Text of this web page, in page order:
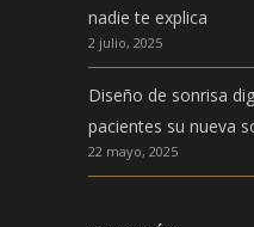
nadie te explica
2 julio, 2025
Diseño de sonrisa
pacientes su nueva
22 mayo, 2025